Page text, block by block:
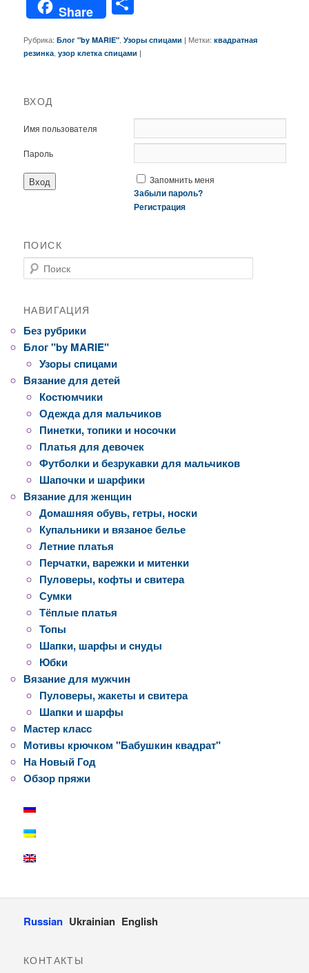
Share
Рубрика: Блог "by MARIE" ,Узоры спицами | Метки: квадратная
резинка ,узор клетка спицами |
ВХОД
Имя пользователя
Пароль
Запомнить меня
Забыли пароль?
Регистрация
ПОИСК
Поиск
НАВИГАЦИЯ
Без рубрики
Блог "by MARIE"
Узоры спицами
Вязание для детей
Костюмчики
Одежда для мальчиков
Пинетки, топики и носочки
Платья для девочек
Футболки и безрукавки для мальчиков
Шапочки и шарфики
Вязание для женщин
Домашняя обувь, гетры, носки
Купальники и вязаное белье
Летние платья
Перчатки, варежки и митенки
Пуловеры, кофты и свитера
Сумки
Тёплые платья
Топы
Шапки, шарфы и снуды
Юбки
Вязание для мужчин
Пуловеры, жакеты и свитера
Шапки и шарфы
Мастер класс
Мотивы крючком "Бабушкин квадрат"
На Новый Год
Обзор пряжи
Russian Ukrainian English
КОНТАКТЫ